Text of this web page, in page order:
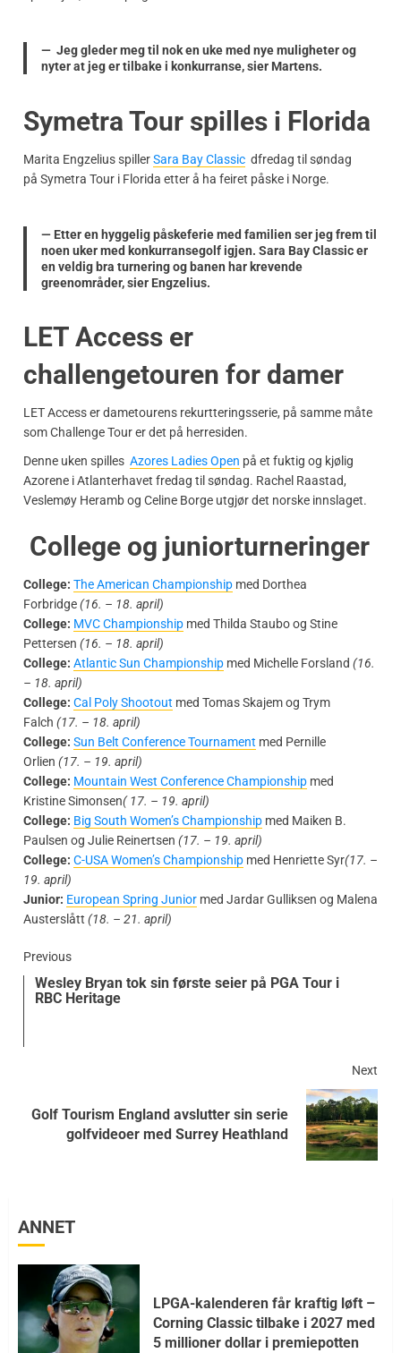
— Jeg gleder meg til nok en uke med nye muligheter og
nyter at jeg er tilbake i konkurranse, sier Martens.
Symetra Tour spilles i Florida
Marita Engzelius spillerSara Bay Classic dfredag til søndag
på Symetra Tour i Florida etter å ha feiret påske i Norge.
— Etter en hyggelig påskeferie med familien ser jeg frem til
noen uker med konkurransegolf igjen. Sara Bay Classic er
en veldig bra turnering og banen har krevende
greenområder, sier Engzelius.
LET Access er
challengetouren for damer
LET Access er dametourens rekurtteringsserie, på samme måte
som Challenge Tour er det på herresiden.
Denne uken spilles Azores Ladies Open på et fuktig og kjølig
Azorene i Atlanterhavet fredag til søndag. Rachel Raastad,
Veslemøy Heramb og Celine Borge utgjør det norske innslaget.
College og juniorturneringer
College: The American Championship med Dorthea
Forbridge(16. – 18. april)
College: MVC Championship med Thilda Staubo og Stine
Pettersen (16. – 18. april)
College: Atlantic Sun Championship med Michelle Forsland (16.
– 18. april)
College: Cal Poly Shootout med Tomas Skajem og Trym
Falch (17. – 18. april)
College: Sun Belt Conference Tournament med Pernille
Orlien (17. – 19. april)
College: Mountain West Conference Championship med
Kristine Simonsen( 17. – 19. april)
College: Big South Women’s Championship med Maiken B.
Paulsen og Julie Reinertsen (17. – 19. april)
College: C-USA Women’s Championship med Henriette Syr(17. –
19. april)
Junior: European Spring Junior med Jardar Gulliksen og Malena
Austerslått (18. – 21. april)
Previous
Wesley Bryan tok sin første seier på PGA Tour i
RBC Heritage
Next
Golf Tourism England avslutter sin serie
golfvideoer med Surrey Heathland
ANNET
LPGA-kalenderen får kraftig løft –
Corning Classic tilbake i 2027 med
5 millioner dollar i premiepotten